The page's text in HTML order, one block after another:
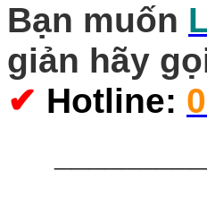
Bạn muốn
giản hãy
✔ Hotline: